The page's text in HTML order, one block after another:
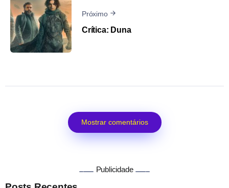
Próximo
Crítica: Duna
Mostrar comentários
Publicidade